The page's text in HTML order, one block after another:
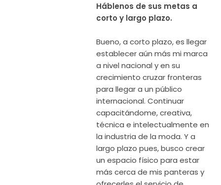
Háblenos de sus metas a
corto y largo plazo.
Bueno, a corto plazo, es llegar
establecer aún más mi marca
a nivel nacional y en su
crecimiento cruzar fronteras
para llegar a un público
internacional. Continuar
capacitándome, creativa,
técnica e intelectualmente en
la industria de la moda. Y a
largo plazo pues, busco crear
un espacio físico para estar
más cerca de mis panteras y